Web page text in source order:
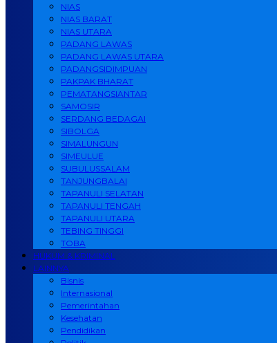
NIAS
NIAS BARAT
NIAS UTARA
PADANG LAWAS
PADANG LAWAS UTARA
PADANGSIDIMPUAN
PAKPAK BHARAT
PEMATANGSIANTAR
SAMOSIR
SERDANG BEDAGAI
SIBOLGA
SIMALUNGUN
SIMEULUE
SUBULUSSALAM
TANJUNGBALAI
TAPANULI SELATAN
TAPANULI TENGAH
TAPANULI UTARA
TEBING TINGGI
TOBA
HUKUM & KRIMINAL
LAINNYA
Bisnis
Internasional
Pemerintahan
Kesehatan
Pendidikan